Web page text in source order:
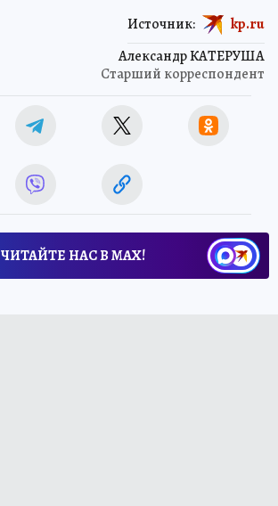
Александр КАТЕРУША
Старший корреспондент
Источник: kp.ru
ЧИТАЙТЕ НАС В МАХ!